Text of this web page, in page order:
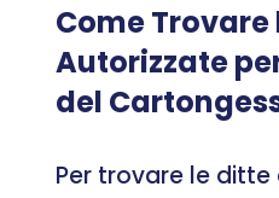
Come Trovare
Autorizzate
del
Per trovare le